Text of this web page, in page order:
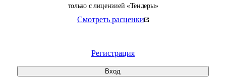
только с лицензией «Тендеры»
Смотреть расценки
Регистрация
Вход